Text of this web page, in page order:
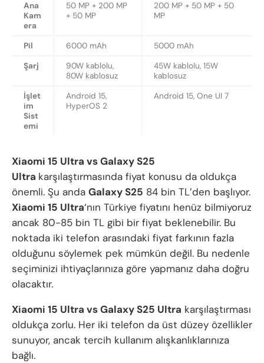
Ana
Kam
era
50 MP + 200 MP
+ 50 MP
200 MP + 50 MP + 50
MP
Pil 6000 mAh
5000 mAh
Şarj
90W kablolu,
80W kablosuz
45W kablolu, 15W
kablosuz
İşlet
im
Sist
emi
Android 15,
HyperOS 2
Android 15, One UI 7
Xiaomi 15 Ultra vs Galaxy S25
Ultra karşılaştırmasında fiyat konusu da oldukça
önemli. Şu anda Galaxy S25 84 bin TL’den başlıyor.
Xiaomi 15 Ultra‘nın Türkiye fiyatını henüz bilmiyoruz
ancak 80-85 bin TL gibi bir fiyat beklenebilir. Bu
noktada iki telefon arasındaki fiyat farkının fazla
olduğunu söylemek pek mümkün değil. Bu nedenle
seçiminizi ihtiyaçlarınıza göre yapmanız daha doğru
olacaktır.
Xiaomi 15 Ultra vs Galaxy S25 Ultra karşılaştırması
oldukça zorlu. Her iki telefon da üst düzey özellikler
sunuyor, ancak tercih kullanım alışkanlıklarınıza
bağlı.